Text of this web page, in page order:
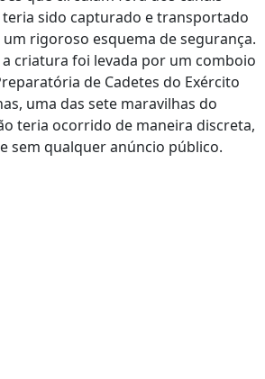
sido capturado e transportado
rigoroso esquema de segurança.
criatura foi levada por um comboio
de Cadetes do Exército
uma das sete maravilhas do
teria ocorrido de maneira discreta,
sem qualquer anúncio público.